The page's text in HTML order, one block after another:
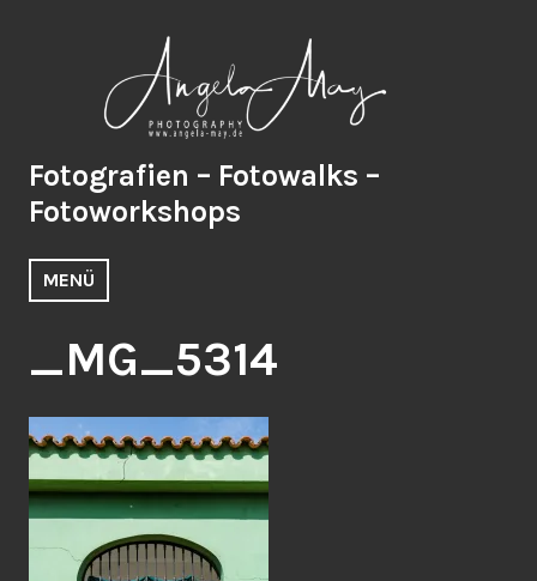
Fotografien – Fotowalks –
Fotoworkshops
MENÜ
_MG_5314